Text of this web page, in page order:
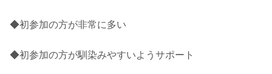
◆初参加の方が非常に多い
◆初参加の方が馴染みやすいようサポート